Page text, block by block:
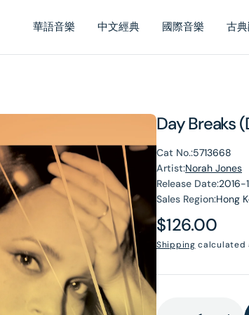
華語音樂 中文經典 國際音樂 古
Day Breaks
Cat No.:5713668
Artist:Norah Jones
Release Date:
Sales Region:Hong
Regular
price
$126.00
Shipping calculated